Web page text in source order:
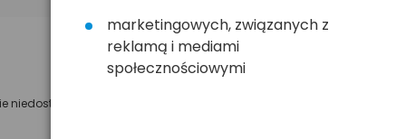
niedostępny
Powiadom mnie o dostępności
marketingowych, związanych z
reklamą i mediami
społecznościowymi